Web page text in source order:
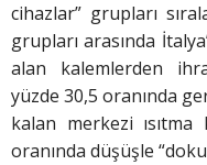
cihazlar” grupları
grupları arasında
alan kalemlerden
yüzde 30,5 oranında
kalan merkezi
oranında düşüşle